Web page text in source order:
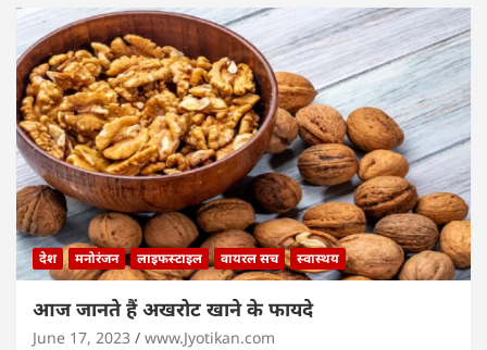
देश मनोरंजन लाइफस्टाइल वायरल सच स्वास्थय
आज जानते हैं अखरोट खाने के फायदे
June 17, 2023 www.Jyotikan.com